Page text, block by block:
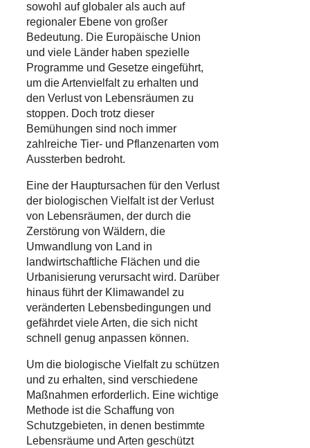
sowohl auf globaler als auch auf
regionaler Ebene von großer
Bedeutung. Die Europäische Union
und viele Länder haben spezielle
Programme und Gesetze eingeführt,
um die Artenvielfalt zu erhalten und
den Verlust von Lebensräumen zu
stoppen. Doch trotz dieser
Bemühungen sind noch immer
zahlreiche Tier- und Pflanzenarten vom
Aussterben bedroht.
Eine der Hauptursachen für den Verlust
der biologischen Vielfalt ist der Verlust
von Lebensräumen, der durch die
Zerstörung von Wäldern, die
Umwandlung von Land in
landwirtschaftliche Flächen und die
Urbanisierung verursacht wird. Darüber
hinaus führt der Klimawandel zu
veränderten Lebensbedingungen und
gefährdet viele Arten, die sich nicht
schnell genug anpassen können.
Um die biologische Vielfalt zu schützen
und zu erhalten, sind verschiedene
Maßnahmen erforderlich. Eine wichtige
Methode ist die Schaffung von
Schutzgebieten, in denen bestimmte
Lebensräume und Arten geschützt